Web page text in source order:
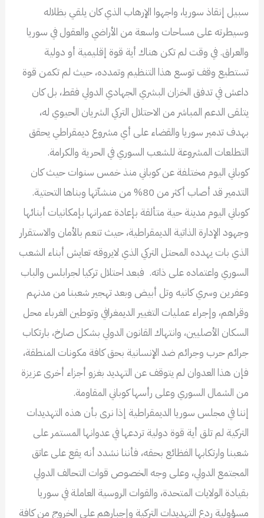
سبيل إنقاذ سوريا، واجهوا الإرهاب الذي كان يلقي بظلاله
وسيطرته على مساحات واسعة من الأراضي والعقول في سوريا
والعراق. في وقت لم تكن هناك أية قوة إقليمية أو دولية
تستطيع وقف توسع هذا التنظيم وتمدده، حيث لم تكمن قوة
داعش في تدفق الخزان البشري الجهادي الدولي فقط، بل كان
يتلقى الدعم المباشر من الاحتلال التركي الشريان الحيوي له،
بهدف تدمير سوريا والقضاء على أي مشروع ديمقراطي يحقق
التطلعات المشروعة للشعب السوري في الحرية والكرامة.
كوباني اليوم مختلفة عن كوباني منذ خمس سنوات حيث كان
التدمير قد أصاب أكثر من 80% من منشآتها وبناها التحتية.
كوباني اليوم مدينة حية متألقة بإعادة عمرانها بإمكانيات أبنائها
وجهود الإدارة الذاتية الديمقراطية، حيث تنعم بالأمان والاستقرار
الذي بات يهدده المحتل التركي الذي لايروقه تعايش أبناء الشعب
السوري واعتماده على ذاته. فبعد احتلال تركيا لجرابلس والباب
وعفرين وسري كانيه وتل أبيض وبعد تهجير شعبنا من مدنهم
وقراهم، وإجراء عمليات التغيير الديمغرافي وتوطين الغرباء محل
السكان الأصليين، وانتهاك القانون الدولي بشكل صارخ، بارتكاب
جرائم حرب وجرائم ضد الإنسانية بحق كافة مكونات المنطقة،
فإن هذا العدوان لم يتوقف عن التهديد بغزو أجزاء أخرى عزيزة
من الشمال السوري وعلى رأسها كوباني المقاومة.
إننا في مجلس سوريا الديمقراطية إذا نرى بأن هذه التهديدات
التركية لم تلق أية قوة دولية تردعها في عدوانها المستمر على
شعبنا وارتكابها الفظائع بحقه، فأننا نشدد أنه يقع على عاتق
المجتمع الدولي، وعلى وجه الخصوص قوات التحالف الدولي
بقيادة الولايات المتحدة، والقوات الروسية العاملة في سوريا
مسؤولية ردع التهديدات التركية وإجبارهم على الخروج من كافة